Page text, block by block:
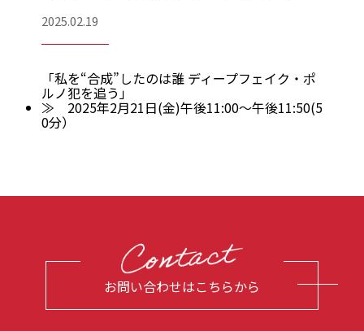
2025.02.19
「私を“合成”したのは誰 ディープフェイク・ポ
ルノ犯を追う」
≫ 2025年2月21日(金)午後11:00〜午後11:50(5
0分）
お問い合わせはこちらから